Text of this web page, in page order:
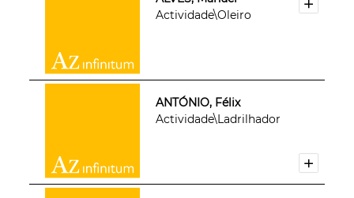
Actividade\Oleiro
ANTÓNIO, Félix
Actividade\Ladrilhador